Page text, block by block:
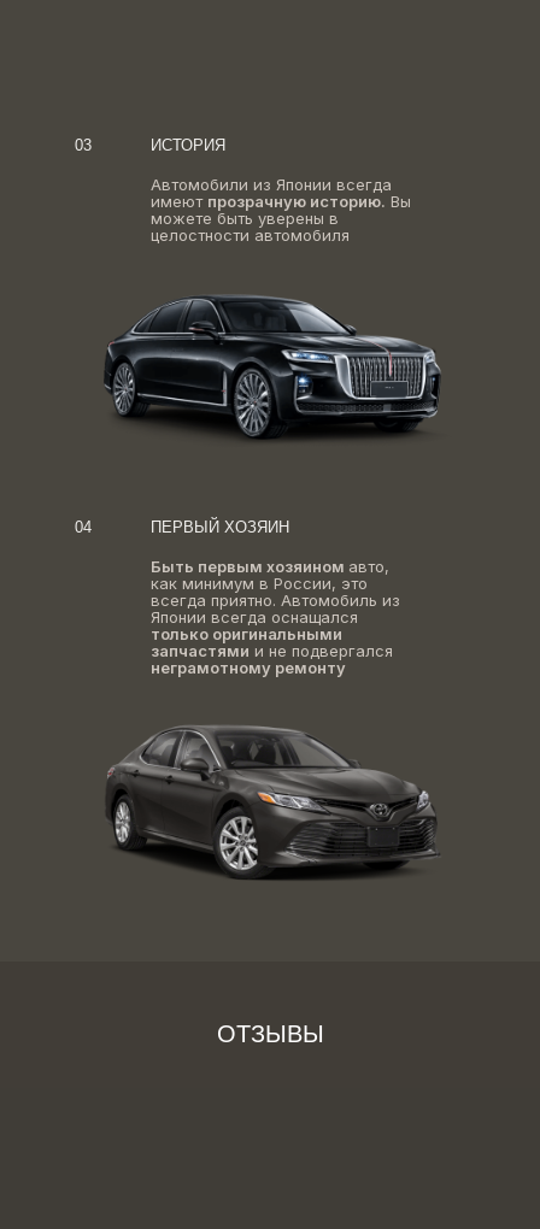
ИСТОРИЯ
ПЕРВЫЙ ХОЗЯИН
Автомобили из Японии всегда
имеют прозрачную историю. Вы
можете быть уверены в
целостности автомобиля
Быть первым хозяином авто,
как минимум в России, это
всегда приятно. Автомобиль из
Японии всегда оснащался
только оригинальными
запчастями и не подвергался
неграмотному ремонту
03
04
ОТЗЫВЫ